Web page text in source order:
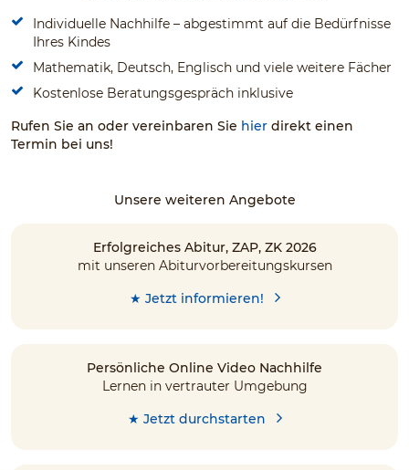
Individuelle Nachhilfe – abgestimmt auf die Bedürfnisse
Ihres Kindes
Mathematik, Deutsch, Englisch und viele weitere Fächer
Kostenlose Beratungsgespräch inklusive
Rufen Sie an oder vereinbaren Sie hier direkt einen
Termin bei uns!
Unsere weiteren Angebote
Erfolgreiches Abitur, ZAP, ZK 2026
mit unseren Abiturvorbereitungskursen
★ Jetzt informieren!
Persönliche Online Video Nachhilfe
Lernen in vertrauter Umgebung
★ Jetzt durchstarten